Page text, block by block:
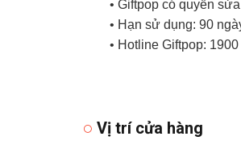
• Giftpop có quyền
• Hạn sử dụng: 90
• Hotline Giftpop:
Vị trí cửa hàng